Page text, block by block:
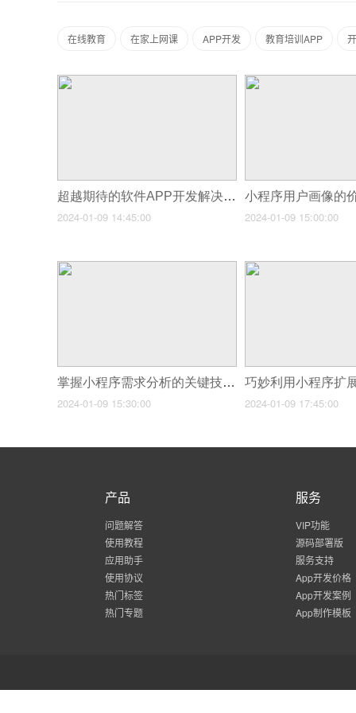
在线教育 在家上网课 APP开发 教育培训APP
超越期待的软件APP开发解决方案
2024-01-09 14:45:00
小程序用户画像的
2024-01-09 15:00:00
掌握小程序需求分析的关键技巧，事半功倍
2024-01-09 15:30:00 2024-01-09 17:45:00
产品
问题解答
使用教程
应用助手
使用协议
热门标签
热门专题
服务
VIP功能
源码部署版
服务支持
App开发价格
App开发案例
App制作模板